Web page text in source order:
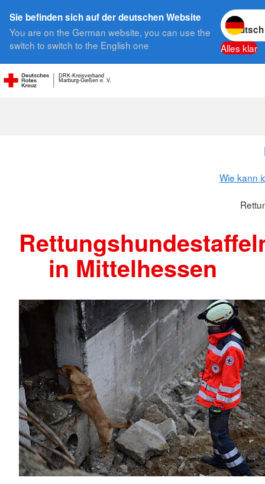
Sie befinden sich auf der deutschen Website
You are on the German website, you can use the
switch to switch to the English one
Sprache
Alles klar
Marburg-Gießen e. V.
DRK-Kreisverband
Suche
Wie kann
in Mittelhessen